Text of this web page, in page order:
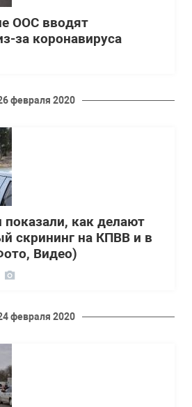
ООС вводят
за коронавируса
февраля 2020
показали, как делают
скрининг на КПВВ и в
Видео)
февраля 2020